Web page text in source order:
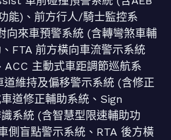
能)、前方行人/騎士監控系
來車預警系統 (含轉彎煞車輔
FTA 前方橫向車流警示系統
ACC 主動式車距調節巡航系
維持及偏移警示系統 (含修正
道修正輔助系統、Sign
系統 (含智慧型限速輔助功
側盲點警示系統、RTA 後方橫